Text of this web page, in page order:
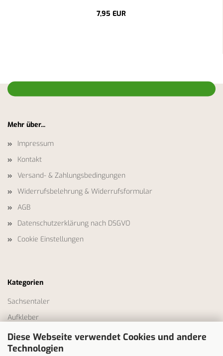
Diese Webseite verwendet Cookies und andere
Technologien
7,95 EUR
Mehr über...
Impressum
Kontakt
Versand- & Zahlungsbedingungen
Widerrufsbelehrung & Widerrufsformular
AGB
Datenschutzerklärung nach DSGVO
Cookie Einstellungen
Kategorien
Sachsentaler
Aufkleber
Fahnen
Bekleidung